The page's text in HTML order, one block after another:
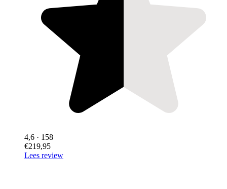
4,6 · 158
€219,95
Lees review